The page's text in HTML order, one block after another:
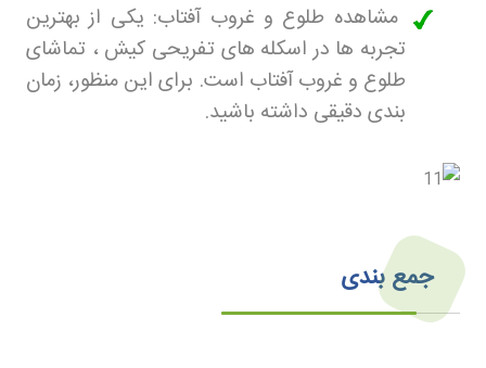
مشاهده طلوع و غروب آفتاب: یکی از بهترین
تجربه ها در اسکله های تفریحی کیش ، تماشای
طلوع و غروب آفتاب است. برای این منظور، زمان
بندی دقیقی داشته باشید.
جمع بندی